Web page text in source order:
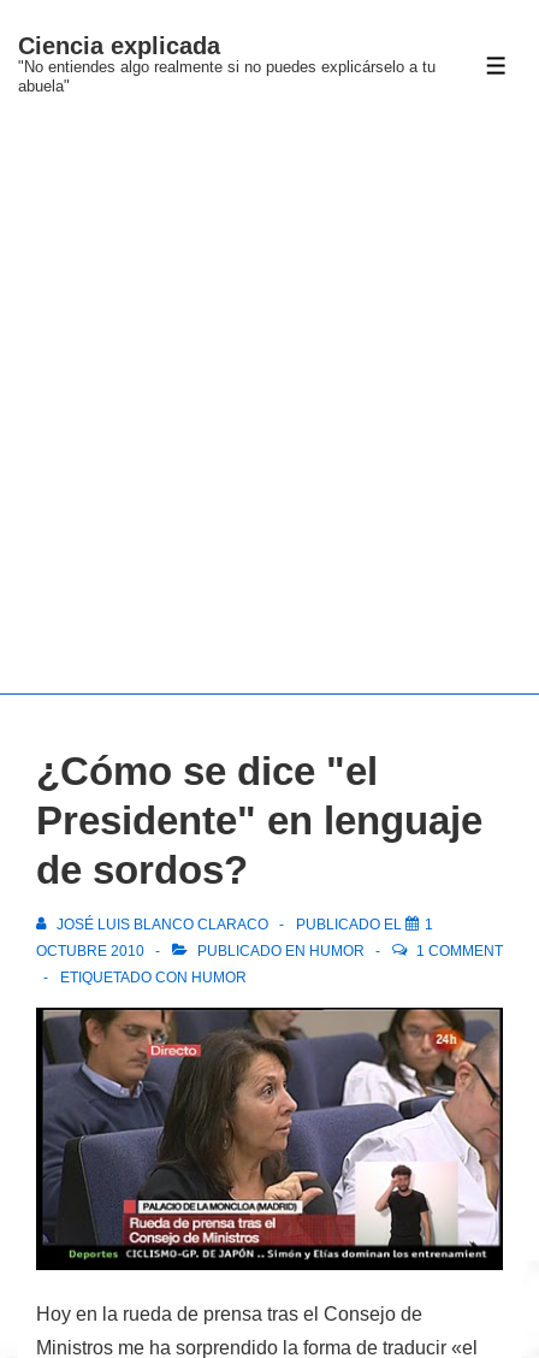
Saltar
Ciencia explicada
"No entiendes algo realmente si no puedes explicárselo a tu
abuela"
¿Cómo se dice "el
Presidente" en lenguaje
de sordos?
JOSÉ LUIS BLANCO CLARACO PUBLICADO EL
1
OCTUBRE 2010
PUBLICADO EN HUMOR
1 COMMENT
ETIQUETADO CON HUMOR
Hoy en la rueda de prensa tras el Consejo de
Ministros me ha sorprendido la forma de traducir «el